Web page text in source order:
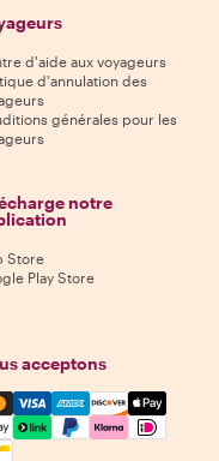
d'aide aux voyageurs
d'annulation des
générales pour les
notre
Store
Play Store
acceptons
Visa, Amex,